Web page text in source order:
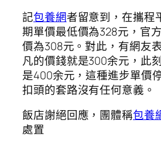
記包養網者留意到，在攜程
期單價最低價為328元，官
價為308元。對此，有網友
凡的價錢就是300余元，此
是400余元，這種進步單價
扣頭的套路沒有任何意義。
飯店謝絕回應，團體稱包養
處置